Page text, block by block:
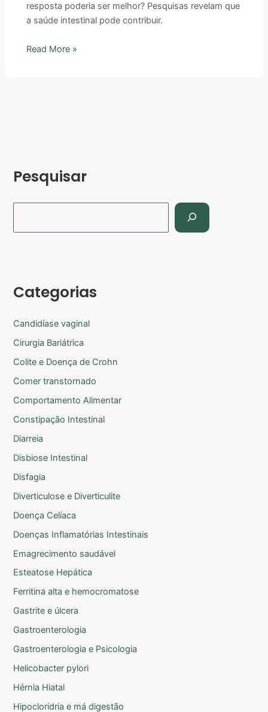
resposta poderia ser melhor? Pesquisas revelam que
a saúde intestinal pode contribuir.
Read More »
Pesquisar
Categorias
Candidíase vaginal
Cirurgia Bariátrica
Colite e Doença de Crohn
Comer transtornado
Comportamento Alimentar
Constipação Intestinal
Diarreia
Disbiose Intestinal
Disfagia
Diverticulose e Diverticulite
Doença Celíaca
Doenças Inflamatórias Intestinais
Emagrecimento saudável
Esteatose Hepática
Ferritina alta e hemocromatose
Gastrite e úlcera
Gastroenterologia
Gastroenterologia e Psicologia
Helicobacter pylori
Hérnia Hiatal
Hipocloridria e má digestão